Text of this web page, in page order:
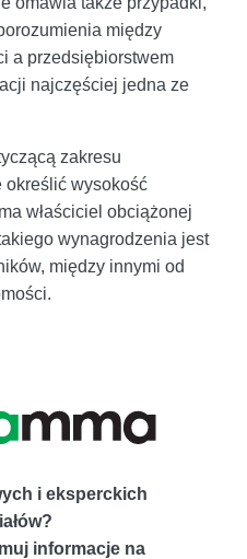
między
a przedsiębiorstwem
najczęściej jedna ze
zakresu
określić wysokość
właściciel obciążonej
wynagrodzenia jest
między innymi od
i eksperckich
informacje na